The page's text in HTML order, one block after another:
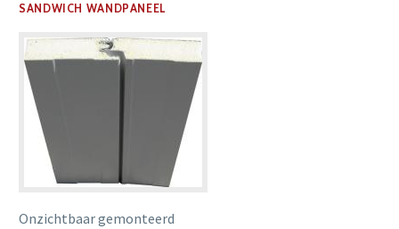
SANDWICH WANDPANEEL
Onzichtbaar gemonteerd